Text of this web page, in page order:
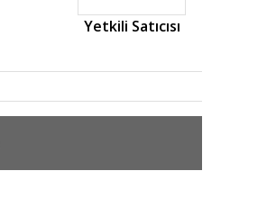
Yetkili Satıcısı